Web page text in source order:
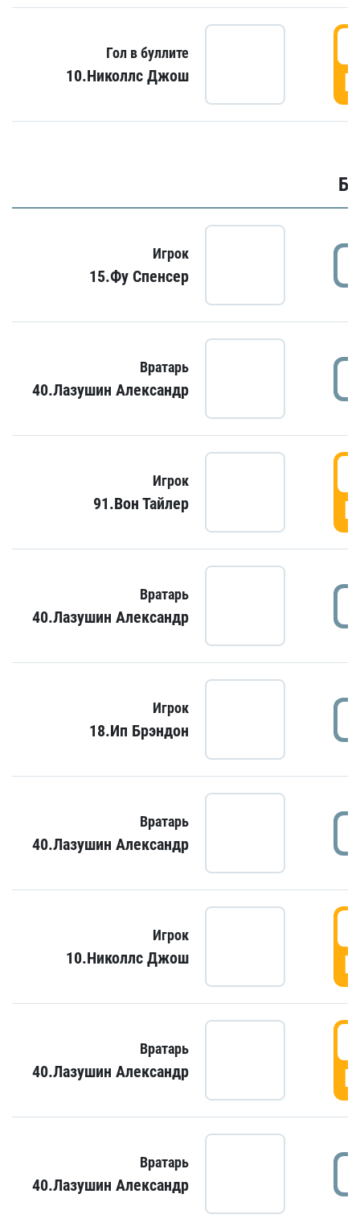
Гол в буллите
10.Николлс Джош
Игрок
15.Фу Спенсер
Вратарь
40.Лазушин Александр
Игрок
91.Вон Тайлер
Вратарь
40.Лазушин Александр
Игрок
18.Ип Брэндон
Вратарь
40.Лазушин Александр
Игрок
10.Николлс Джош
Вратарь
40.Лазушин Александр
Вратарь
40.Лазушин Александр